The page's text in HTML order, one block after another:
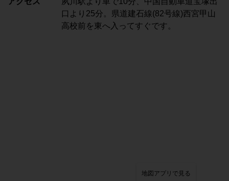
口より25分。県道建石線(82号線)西宮甲山
高校前を東へ入ってすぐです。
地図アプリで見る